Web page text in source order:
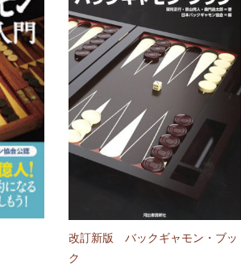
改訂新版 バックギャモン・ブッ
ク